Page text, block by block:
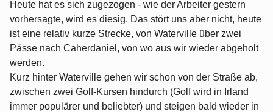
Heute hat es sich zugezogen - wie der Arbeiter gestern
vorhersagte, wird es diesig. Das stört uns aber nicht, heute
ist eine relativ kurze Strecke, von Waterville über zwei
Pässe nach Caherdaniel, von wo aus wir wieder abgeholt
werden.
Kurz hinter Waterville gehen wir schon von der Straße ab,
zwischen zwei Golf-Kursen hindurch (Golf wird in Irland
immer populärer und beliebter) und steigen bald wieder in